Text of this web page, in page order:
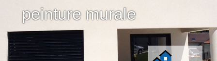
peinture murale